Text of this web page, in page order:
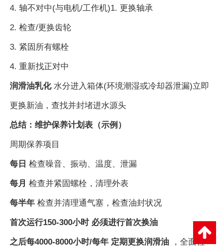
4. 轴不对中(与电机/工作机)1. 更换轴承
2. 检查/更换齿轮
3. 紧固所有螺栓
4. 重新找正对中
润滑油乳化水分进入箱体(环境潮湿或冷却器泄漏)立即
更换新油，查找并封堵进水源头
总结：维护保养计划表（示例）
周期保养项目
每日 检查噪音、振动、温度、泄漏
每月 检查并紧固螺栓，清理外表
每半年检查并清理通气塞，检查油封状况
首次运行150-300小时 必须进行首次换油
之后每4000-8000小时/每年 定期更换润滑油，全面检